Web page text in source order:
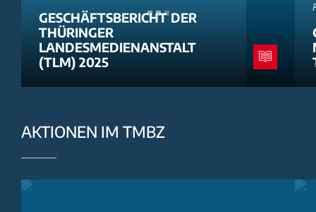
GESCHÄFTSBERICHT DER
THÜRINGER
LANDESMEDIENANSTALT
(TLM) 2025
AKTIONEN IM TMBZ